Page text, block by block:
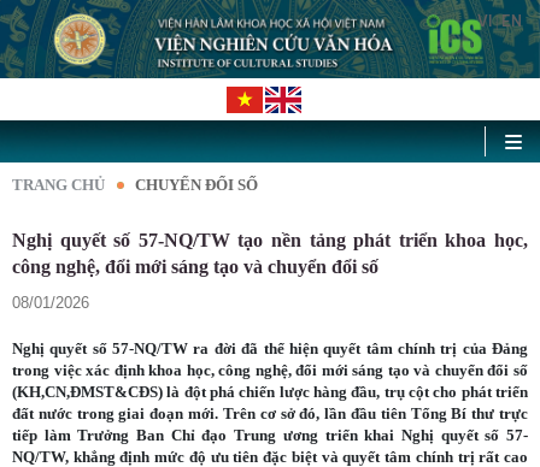
VI |EN
TRANG CHỦ CHUYỂN ĐỔI SỐ
Nghị quyết số 57-NQ/TW tạo nền tảng phát triển khoa học,
công nghệ, đổi mới sáng tạo và chuyển đổi số
08/01/2026
Nghị quyết số 57-NQ/TW ra đời đã thể hiện quyết tâm chính trị của Đảng
trong việc xác định khoa học, công nghệ, đổi mới sáng tạo và chuyển đổi số
(KH,CN,ĐMST&CĐS) là đột phá chiến lược hàng đầu, trụ cột cho phát triển
đất nước trong giai đoạn mới. Trên cơ sở đó, lần đầu tiên Tổng Bí thư trực
tiếp làm Trưởng Ban Chỉ đạo Trung ương triển khai Nghị quyết số 57-
NQ/TW, khẳng định mức độ ưu tiên đặc biệt và quyết tâm chính trị rất cao